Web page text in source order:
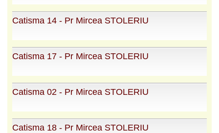
Catisma 14 - Pr Mircea STOLERIU
Catisma 17 - Pr Mircea STOLERIU
Catisma 02 - Pr Mircea STOLERIU
Catisma 18 - Pr Mircea STOLERIU